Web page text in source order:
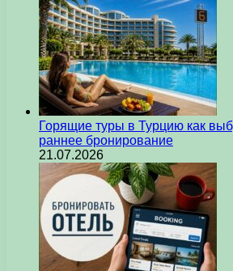
Горящие туры в Турцию как
раннее бронирование
21.07.2026